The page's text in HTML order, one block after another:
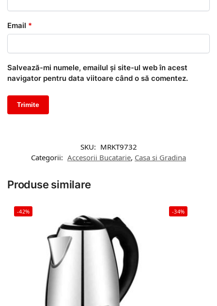
Email *
Salvează-mi numele, emailul și site-ul web în acest
navigator pentru data viitoare când o să comentez.
SKU: MRKT9732
Categorii: Accesorii Bucatarie, Casa si Gradina
Produse similare
-42% -34%